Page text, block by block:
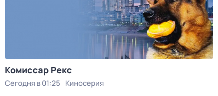
Комиссар Рекс
Сегодня в 01:25 Киносерия